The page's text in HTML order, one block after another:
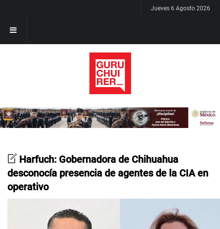
Jueves 6 Agosto 2026
Harfuch: Gobernadora de Chihuahua
desconocía presencia de agentes de la CIA en
operativo